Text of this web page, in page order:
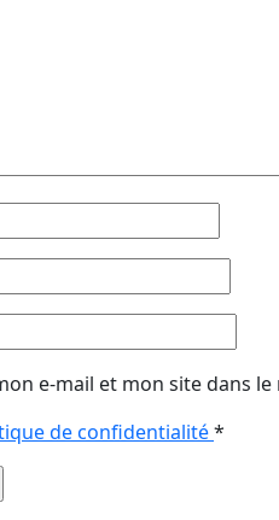
e-mail et mon site dans
de confidentialité*